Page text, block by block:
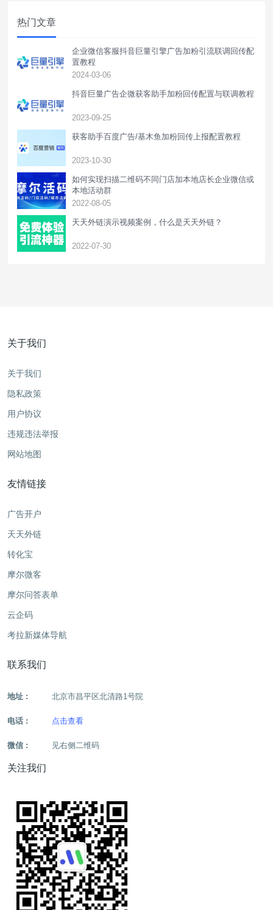
热门文章
企业微信客服抖音巨量引擎广告加粉引流联调回传配
置教程
2024-03-06
抖音巨量广告企微获客助手加粉回传配置与联调教程
2023-09-25
获客助手百度广告/基木鱼加粉回传上报配置教程
2023-10-30
如何实现扫描二维码不同门店加本地店长企业微信或
本地活动群
2022-08-05
天天外链演示视频案例，什么是天天外链？
2022-07-30
关于我们
关于我们
隐私政策
用户协议
违规违法举报
网站地图
友情链接
广告开户
天天外链
转化宝
摩尔微客
摩尔问答表单
云企码
考拉新媒体导航
联系我们
地址 : 北京市昌平区北清路1号院
电话 : 点击查看
微信 : 见右侧二维码
关注我们